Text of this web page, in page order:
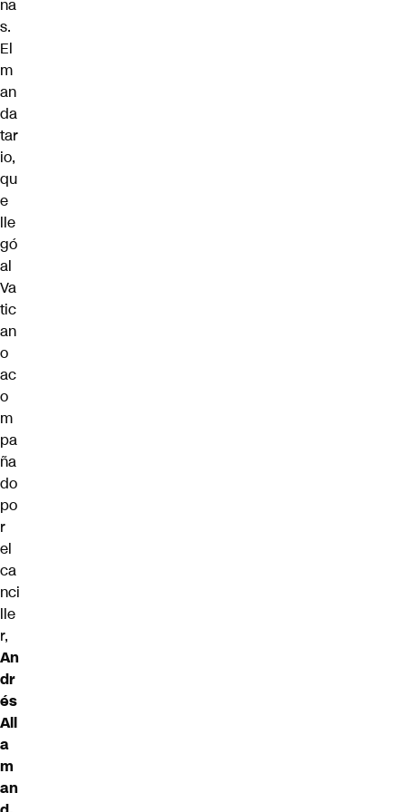
na
s.
El
m
an
da
tar
io,
qu
e
lle
gó
al
Va
tic
an
o
ac
o
m
pa
ña
do
po
r
el
ca
nci
lle
r,
An
dr
és
All
a
m
an